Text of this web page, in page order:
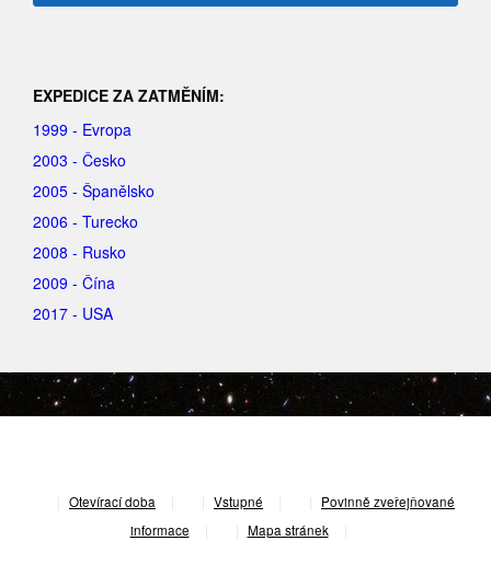
EXPEDICE ZA ZATMĚNÍM:
1999 - Evropa
2003 - Česko
2005 - Španělsko
2006 - Turecko
2008 - Rusko
2009 - Čína
2017 - USA
Otevírací doba Vstupné
Povinně zveřejňované
informace
Mapa stránek